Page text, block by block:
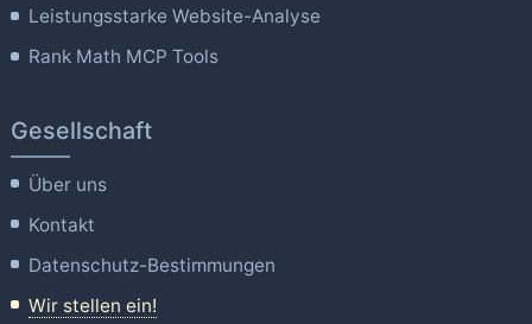
Leistungsstarke Website-Analyse
Rank Math MCP Tools
Gesellschaft
Über uns
Kontakt
Datenschutz-Bestimmungen
Wir stellen ein!